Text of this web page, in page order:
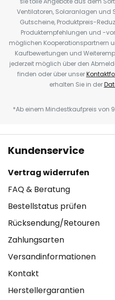
Ventilatoren, Solaranlagen und
Gutscheine, Produktpreis-
Produktempfehlungen und -
möglichen Kooperationspartnern
Kaufbewertungen und
jederzeit möglich über den
finden oder über unser
erhalten Sie in der
*Ab einem Mindestkaufpreis von
Kundenservice
Vertrag widerrufen
FAQ & Beratung
Bestellstatus prüfen
Rücksendung/Retouren
Zahlungsarten
Versandinformationen
Kontakt
Herstellergarantien